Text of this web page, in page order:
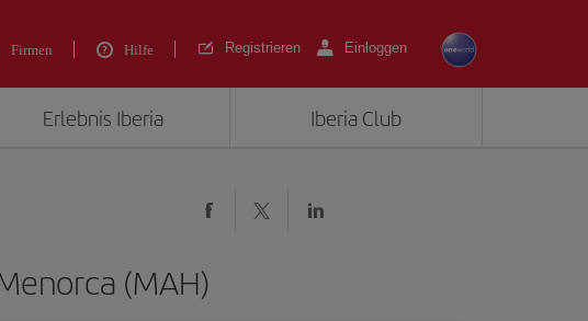
Firmen Hilfe Registrieren Einloggen
Erlebnis Iberia Iberia Club
(MAH)